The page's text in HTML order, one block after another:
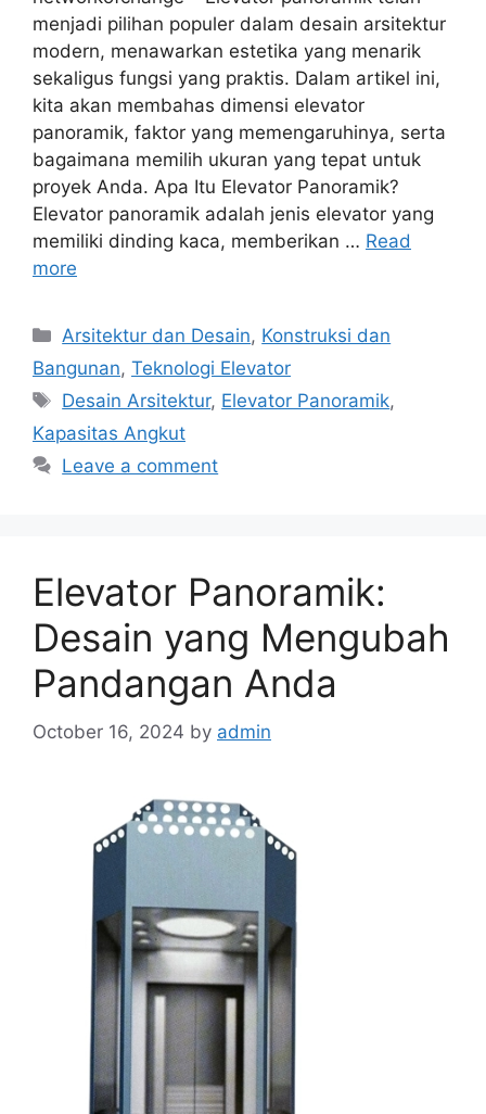
menjadi pilihan populer dalam desain arsitektur
modern, menawarkan estetika yang menarik
sekaligus fungsi yang praktis. Dalam artikel ini,
kita akan membahas dimensi elevator
panoramik, faktor yang memengaruhinya, serta
bagaimana memilih ukuran yang tepat untuk
proyek Anda. Apa Itu Elevator Panoramik?
Elevator panoramik adalah jenis elevator yang
memiliki dinding kaca, memberikan … Read
more
Categories
Arsitektur dan Desain, Konstruksi dan
Bangunan, Teknologi Elevator
Tags
Desain Arsitektur, Elevator Panoramik,
Kapasitas Angkut
Leave a comment
Elevator Panoramik:
Desain yang Mengubah
Pandangan Anda
October 16, 2024 by admin